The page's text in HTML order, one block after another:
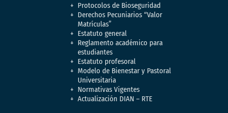
Protocolos de Bioseguridad
Derechos Pecuniarios “Valor
Matrículas”
Estatuto general
Reglamento académico para
estudiantes
Estatuto profesoral
Modelo de Bienestar y Pastoral
Universitaria
Normativas Vigentes
Actualización DIAN – RTE